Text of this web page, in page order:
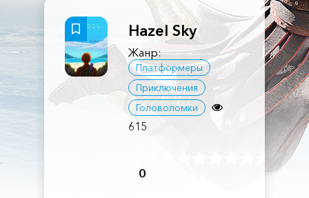
Hazel Sky
Жанр:
Платформеры
Приключения
Головоломки
615
0